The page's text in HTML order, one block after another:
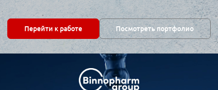
Перейти к работе Посмотреть портфолио